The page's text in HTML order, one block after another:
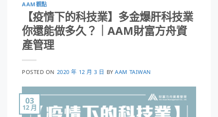
AAM觀點
【疫情下的科技業】多金爆肝科技業
你還能做多久？｜AAM財富方舟資
產管理
POSTED ON 2020 年 12 月 3 日 BYAAM TAIWAN
03
12 月